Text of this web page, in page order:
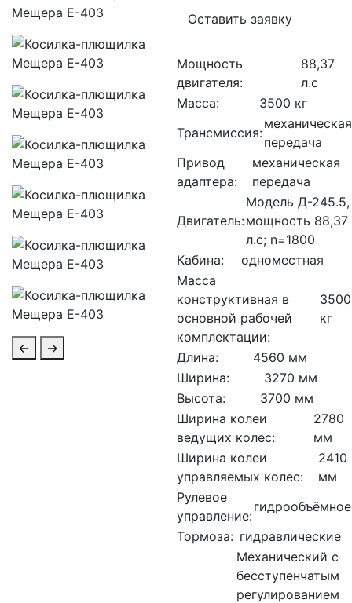
← →
Оставить заявку
Мощность
двигателя:
88,37
л.с
Масса:
3500 кг
Трансмиссия:
механическая
передача
Привод
адаптера:
механическая
передача
Двигатель:
Модель Д-245.5,
мощность 88,37
л.с; n=1800
Кабина:
одноместная
Масса
конструктивная в
основной рабочей
комплектации:
3500
кг
Длина:
4560 мм
Ширина:
3270 мм
Высота:
3700 мм
Ширина колеи
ведущих колес:
2780
мм
Ширина колеи
управляемых колес:
2410
мм
Рулевое
управление:
гидрообъёмное
Тормоза: гидравлические
Механический с
бесступенчатым
регулированием